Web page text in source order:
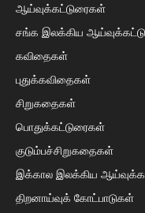
ஆய்வுக்கட்டுரைகள்
சங்க இலக்கிய
கவிதைகள்
புதுக்கவிதைகள்
சிறுகதைகள்
பொதுக்கட்டுரைகள்
குடும்பச்சிறுகதைகள்
இக்கால இலக்கிய
திறனாய்வுக் கோட்பாடுகள்